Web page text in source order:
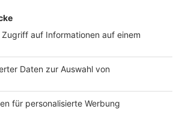
rund um das Thema Werbung und
ROCK ANTENNE Bayern sowie
finden Sie hier.